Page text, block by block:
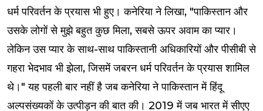
धर्म परिवर्तन के प्रयास भी हुए। कनेरिया ने लिखा, "पाकिस्तान और
उसके लोगों से मुझे बहुत कुछ मिला, सबसे ऊपर अवाम का प्यार।
लेकिन उस प्यार के साथ-साथ पाकिस्तानी अधिकारियों और पीसीबी से
गहरा भेदभाव भी झेला, जिसमें जबरन धर्म परिवर्तन के प्रयास शामिल
थे।" यह पहली बार नहीं है जब कनेरिया ने पाकिस्तान में हिंदू
अल्पसंख्यकों के उत्पीड़न की बात की। 2019 में जब भारत में सीएए